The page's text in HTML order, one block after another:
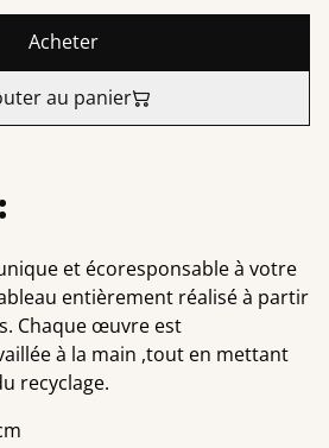
Acheter
au panier
et écoresponsable à votre
entièrement réalisé à partir
Chaque œuvre est
à la main ,tout en mettant
recyclage.